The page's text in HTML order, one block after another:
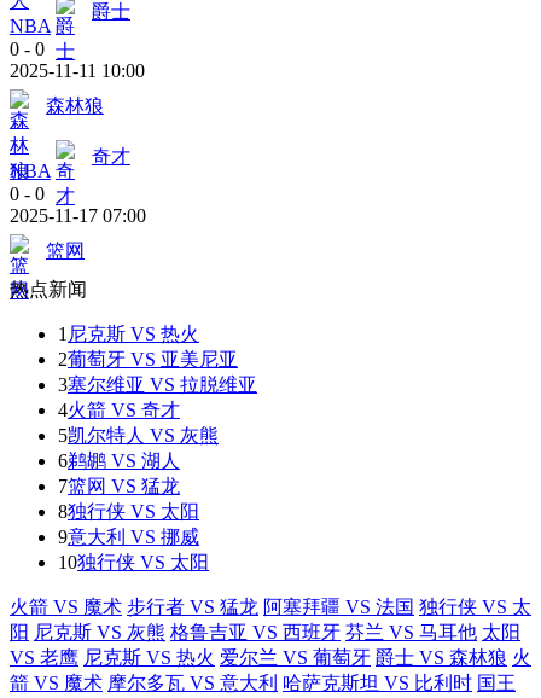
NBA
爵士
0 - 0
2025-11-11 10:00
森林狼
NBA
奇才
0 - 0
2025-11-17 07:00
篮网
热点新闻
1 尼克斯 VS 热火
2葡萄牙 VS 亚美尼亚
3塞尔维亚 VS 拉脱维亚
4火箭 VS 奇才
5凯尔特人 VS 灰熊
6鹈鹕 VS 湖人
7篮网 VS 猛龙
8独行侠 VS 太阳
9意大利 VS 挪威
10独行侠 VS 太阳
火箭 VS 魔术 步行者 VS 猛龙 阿塞拜疆 VS 法国 独行侠 VS 太
阳 尼克斯 VS 灰熊 格鲁吉亚 VS 西班牙 芬兰 VS 马耳他 太阳
VS 老鹰 尼克斯 VS 热火 爱尔兰 VS 葡萄牙 爵士 VS 森林狼 火
箭 VS 魔术 摩尔多瓦 VS 意大利 哈萨克斯坦 VS 比利时 国王